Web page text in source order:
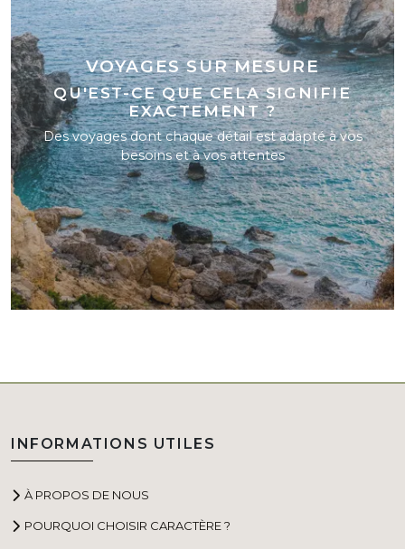
VOYAGES SUR MESURE
QU'EST-CE QUE CELA SIGNIFIE
EXACTEMENT ?
Des voyages dont chaque détail est adapté à vos
besoins et à vos attentes
INFORMATIONS UTILES
À PROPOS DE NOUS
POURQUOI CHOISIR CARACTÈRE ?